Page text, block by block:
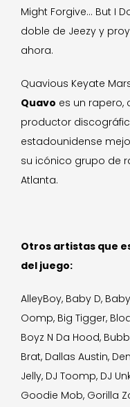
Might Forgive... But I
doble de Jeezy y
ahora.
Quavious Keyate
Quavo es un rapero,
productor
estadounidense
su icónico grupo de
Atlanta.
Otros artistas que
del juego:
AlleyBoy, Baby D,
Oomp, Big Tigger,
Boyz N Da Hood,
Brat, Dallas Austin,
Jelly, DJ Toomp, DJ
Goodie Mob, Gorilla